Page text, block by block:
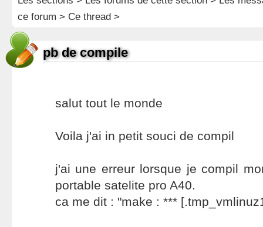
ce forum > Ce thread >
pb de compile
salut tout le monde
Voila j'ai in petit souci de compil
j'ai une erreur lorsque je compil
portable satelite pro A40.
ca me dit : "make : ***